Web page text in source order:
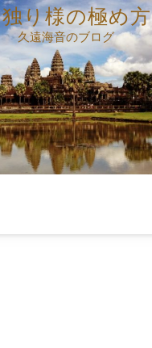
り様の極め方
久遠海音のブログ